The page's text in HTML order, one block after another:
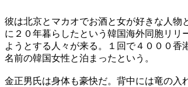
彼は北京とマカオでお酒と女が好きな人物
に２０年暮らしたという韓国海外同胞リ
ようとする人々が来る。１回で４０００
名前の韓国女性と泊まったという。
金正男氏は身体も豪快だ。背中には竜の入